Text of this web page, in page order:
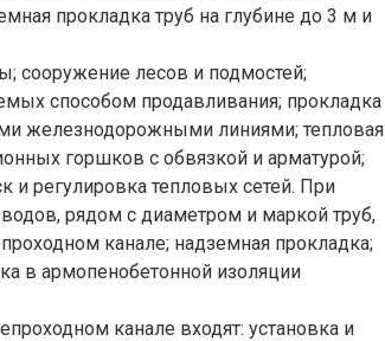
прокладка труб на глубине до 3 м и
сооружение лесов и подмостей;
способом продавливания; прокладка
железнодорожными линиями; тепловая
горшков с обвязкой и арматурой;
и регулировка тепловых сетей. При
рядом с диаметром и маркой труб,
канале; надземная прокладка;
в армопенобетонной изоляции
канале входят: установка и